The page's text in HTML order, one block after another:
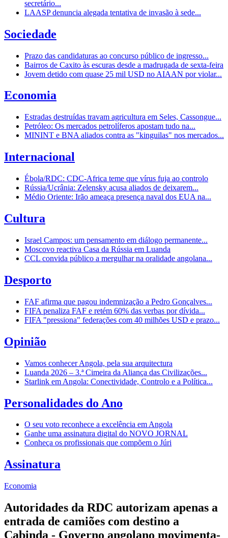
secretário...
LAASP denuncia alegada tentativa de invasão à sede...
Sociedade
Prazo das candidaturas ao concurso público de ingresso...
Bairros de Caxito às escuras desde a madrugada de sexta-feira
Jovem detido com quase 25 mil USD no AIAAN por violar...
Economia
Estradas destruídas travam agricultura em Seles, Cassongue...
Petróleo: Os mercados petrolíferos apostam tudo na...
MININT e BNA aliados contra as "kinguilas" nos mercados...
Internacional
Ébola/RDC: CDC-Africa teme que vírus fuja ao controlo
Rússia/Ucrânia: Zelensky acusa aliados de deixarem...
Médio Oriente: Irão ameaça presença naval dos EUA na...
Cultura
Israel Campos: um pensamento em diálogo permanente...
Moscovo reactiva Casa da Rússia em Luanda
CCL convida público a mergulhar na oralidade angolana...
Desporto
FAF afirma que pagou indemnização a Pedro Gonçalves...
FIFA penaliza FAF e retém 60% das verbas por dívida...
FIFA "pressiona" federações com 40 milhões USD e prazo...
Opinião
Vamos conhecer Angola, pela sua arquitectura
Luanda 2026 – 3.ª Cimeira da Aliança das Civilizações...
Starlink em Angola: Conectividade, Controlo e a Política...
Personalidades do Ano
O seu voto reconhece a excelência em Angola
Ganhe uma assinatura digital do NOVO JORNAL
Conheça os profissionais que compõem o Júri
Assinatura
Economia
Autoridades da RDC autorizam apenas a
entrada de camiões com destino a
Cabinda - Governo angolano movimenta-